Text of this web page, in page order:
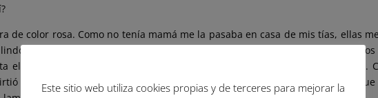
de color rosa. Como no tenía mamá me la pasaba en casa de mis tías, ellas
me encantaba estar con ellas: me dejaban usar sus vestidos, sus
el momento no había notado la diferencia entre lo femenino y masculino.
en un infierno. Hoy por suerte se habla de la violencia, y muches creen
Este sitio web utiliza cookies propias y de terceres para mejorar la